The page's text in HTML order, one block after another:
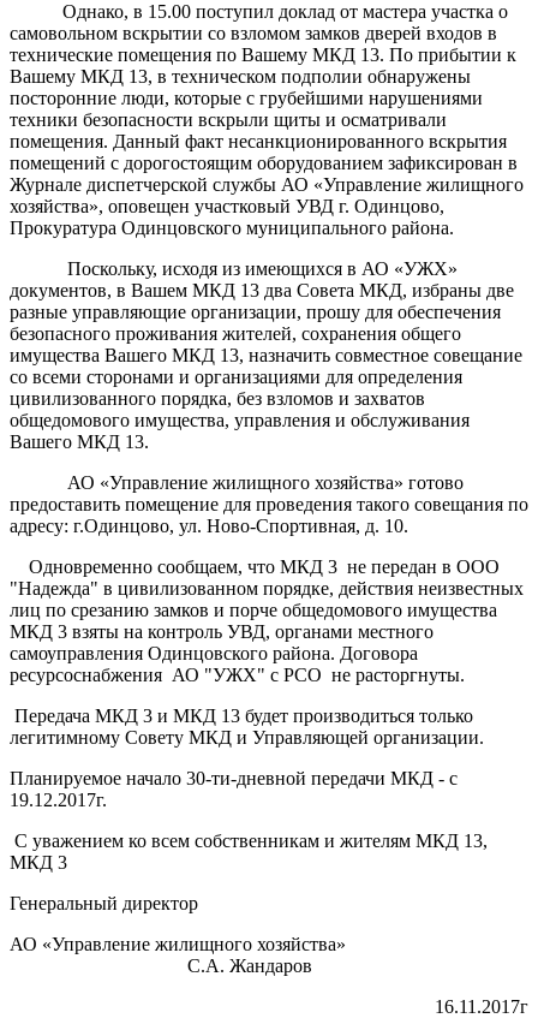
Однако, в 15.00 поступил доклад от мастера участка о
самовольном вскрытии со взломом замков дверей входов в
технические помещения по Вашему МКД 13. По прибытии к
Вашему МКД 13, в техническом подполии обнаружены
посторонние люди, которые с грубейшими нарушениями
техники безопасности вскрыли щиты и осматривали
помещения. Данный факт несанкционированного вскрытия
помещений с дорогостоящим оборудованием зафиксирован в
Журнале диспетчерской службы АО «Управление жилищного
хозяйства», оповещен участковый УВД г. Одинцово,
Прокуратура Одинцовского муниципального района.
Поскольку, исходя из имеющихся в АО «УЖХ»
документов, в Вашем МКД 13 два Совета МКД, избраны две
разные управляющие организации, прошу для обеспечения
безопасного проживания жителей, сохранения общего
имущества Вашего МКД 13, назначить совместное совещание
со всеми сторонами и организациями для определения
цивилизованного порядка, без взломов и захватов
общедомового имущества, управления и обслуживания
Вашего МКД 13.
АО «Управление жилищного хозяйства» готово
предоставить помещение для проведения такого совещания по
адресу: г.Одинцово, ул. Ново-Спортивная, д. 10.
Одновременно сообщаем, что МКД 3 не передан в ООО
"Надежда" в цивилизованном порядке, действия неизвестных
лиц по срезанию замков и порче общедомового имущества
МКД 3 взяты на контроль УВД, органами местного
самоуправления Одинцовского района. Договора
ресурсоснабжения АО "УЖХ" с РСО не расторгнуты.
Передача МКД 3 и МКД 13 будет производиться только
легитимному Совету МКД и Управляющей организации.
Планируемое начало 30-ти-дневной передачи МКД - с
19.12.2017г.
С уважением ко всем собственникам и жителям МКД 13,
МКД 3
Генеральный директор
АО «Управление жилищного хозяйства»
С.А. Жандаров
16.11.2017г